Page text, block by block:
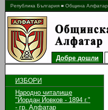
Република България ■ Община Алфатар
Добре дошли
ИЗБОРИ
Народно читалище
"Йордан Йовков - 1894 г."
- гр. Алфатар